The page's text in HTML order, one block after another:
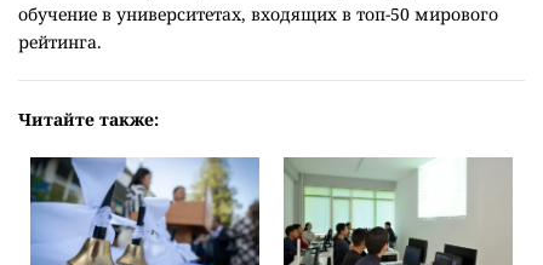
обучение в университетах, входящих в топ-50 мирового
рейтинга.
Читайте также: